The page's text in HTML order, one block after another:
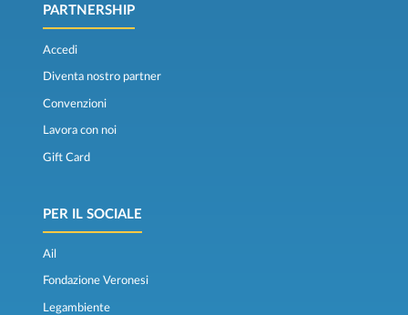
PARTNERSHIP
Accedi
Diventa nostro partner
Convenzioni
Lavora con noi
Gift Card
PER IL SOCIALE
Ail
Fondazione Veronesi
Legambiente